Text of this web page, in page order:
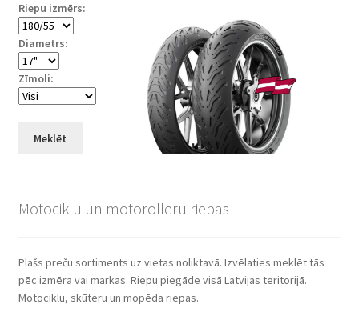
Riepu izmērs:
Diametrs:
Zīmoli:
Meklēt
Motociklu un motorolleru riepas
Plašs preču sortiments uz vietas noliktavā. Izvēlaties meklēt tās
pēc izmēra vai markas. Riepu piegāde visā Latvijas teritorijā.
Motociklu, skūteru un mopēda riepas.